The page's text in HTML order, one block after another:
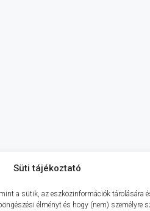
Süti tájékoztató
a sütik, az eszközinformációk tárolására
élményt és hogy (nem) személyre